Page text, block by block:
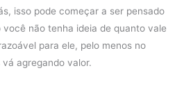
isso pode começar a ser pensado
não tenha ideia de quanto vale
para ele, pelo menos no
agregando valor.